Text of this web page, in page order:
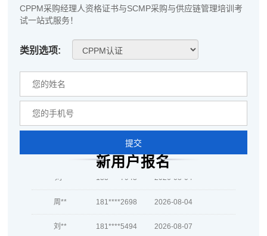
CPPM采购经理人资格证书与SCMP采购与供应链管理培训考
试一站式服务！
类别选项:
提交
新用户报名
越*
何** 181****8964 2026-08-05
蒋* 189****6827 2026-08-05
肖** 181****7144 2026-08-05
139****4969
刘**